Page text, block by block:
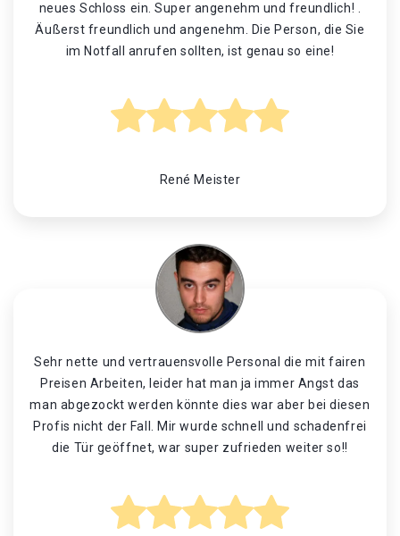
neues Schloss ein. Super angenehm und freundlich! .
Äußerst freundlich und angenehm. Die Person, die Sie
im Notfall anrufen sollten, ist genau so eine!
René Meister
Sehr nette und vertrauensvolle Personal die mit fairen
Preisen Arbeiten, leider hat man ja immer Angst das
man abgezockt werden könnte dies war aber bei diesen
Profis nicht der Fall. Mir wurde schnell und schadenfrei
die Tür geöffnet, war super zufrieden weiter so!!